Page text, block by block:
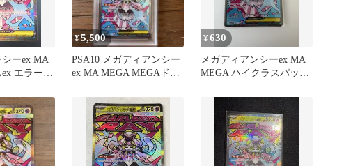
シーex MA
エラーカ
¥5,500
PSA10 メガディアンシー
ex MA MEGA MEGAドリ
¥630
メガディアンシーex MA
MEGA ハイクラスパック